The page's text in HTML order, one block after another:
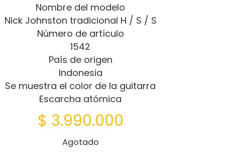
Nombre del modelo
Nick Johnston tradicional H / S / S
Número de artículo
1542
País de origen
Indonesia
Se muestra el color de la guitarra
Escarcha atómica
$ 3.990.000
Agotado